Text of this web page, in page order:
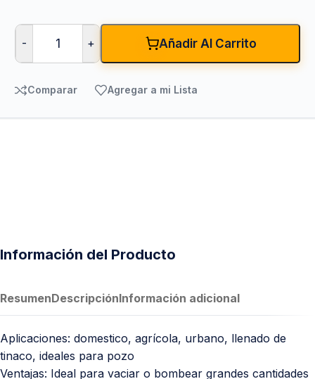
- + Añadir Al Carrito
Comparar Agregar a mi Lista
Información del Producto
ResumenDescripciónInformación adicional
Aplicaciones: domestico, agrícola, urbano, llenado de
tinaco, ideales para pozo
Ventajas: Ideal para vaciar o bombear grandes cantidades